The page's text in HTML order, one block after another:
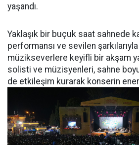
yaşandı.
Yaklaşık bir buçuk saat sahnede
performansı ve sevilen
müzikseverlere keyifli bir akşam
solisti ve müzisyenleri, sahne
de etkileşim kurarak konserin